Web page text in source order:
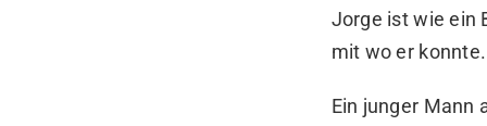
Jorge ist wie ein
mit wo er konnte.
Ein junger Mann